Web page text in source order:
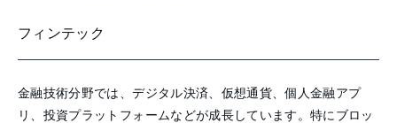
フィンテック
金融技術分野では、デジタル決済、仮想通貨、個人金融アプ
リ、投資プラットフォームなどが成長しています。特にブロッ